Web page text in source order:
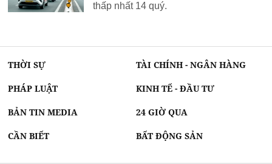
thấp nhất 14 quý.
THỜI SỰ TÀI CHÍNH - NGÂN HÀNG
PHÁP LUẬT KINH TẾ - ĐẦU TƯ
BẢN TIN MEDIA 24 GIỜ QUA
CẦN BIẾT BẤT ĐỘNG SẢN